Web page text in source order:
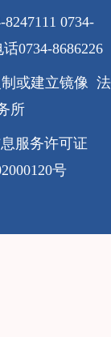
0734-
0734-8686226
或建立镜像 法
所
服务许可证
号